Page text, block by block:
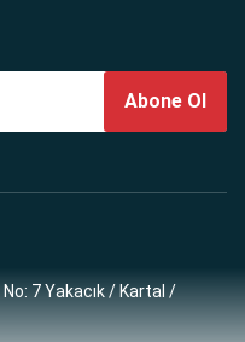
Abone Ol
7 Yakacık / Kartal /